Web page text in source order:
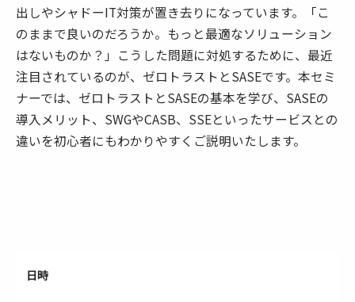
出しやシャドーIT対策が置き去りになっています。「こ
のままで良いのだろうか。もっと最適なソリューション
はないものか？」こうした問題に対処するために、最近
注目されているのが、ゼロトラストとSASEです。本セミ
ナーでは、ゼロトラストとSASEの基本を学び、SASEの
導入メリット、SWGやCASB、SSEといったサービスとの
違いを初心者にもわかりやすくご説明いたします。
日時